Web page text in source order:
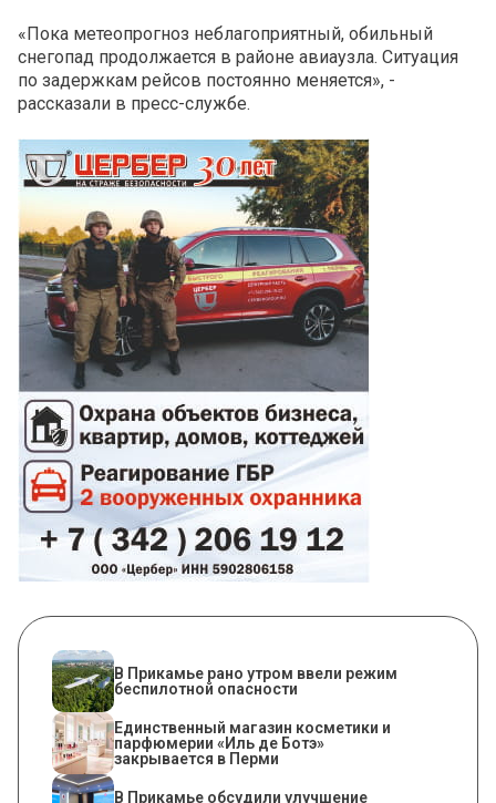
«Пока метеопрогноз неблагоприятный, обильный
снегопад продолжается в районе авиаузла. Ситуация
по задержкам рейсов постоянно меняется», -
рассказали в пресс-службе.
​В Прикамье рано утром ввели режим
беспилотной опасности
Единственный магазин косметики и
парфюмерии «Иль де Ботэ»
закрывается в Перми
В Прикамье обсудили улучшение